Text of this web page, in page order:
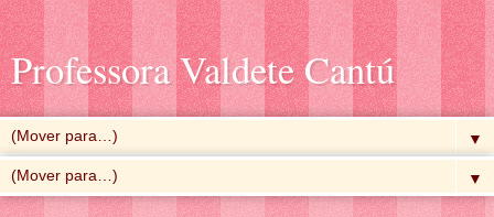
Professora Valdete Cantú
▼
▼